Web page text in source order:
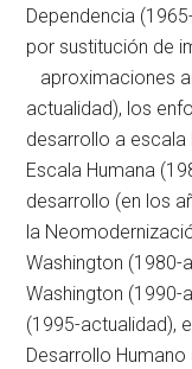
Dependencia
por sustitución de
aproximaciones
actualidad), los
desarrollo a escala
Escala Humana
desarrollo (en los
la
Washington (1980-
Washington (1990-
(1995-actualidad),
Desarrollo